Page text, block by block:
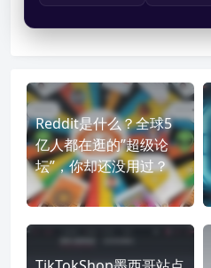
Reddit是什么？全球5
亿人都在逛的”超级论
坛”，你却还没用过？